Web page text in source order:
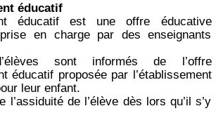
éducatif
éducatif est une offre éducative
en charge par des enseignants
sont informés de l’offre
éducatif proposée par l’établissement
leur enfant.
l’assiduité de l’élève dès lors qu’il s’y